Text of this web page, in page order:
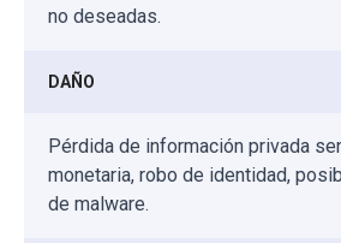
no deseadas.
DAÑO
Pérdida de información privada
monetaria, robo de identidad,
de malware.